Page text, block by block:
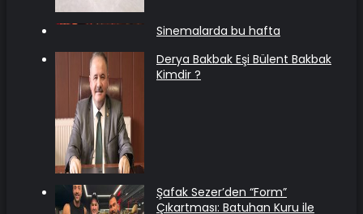
Sinemalarda bu hafta
Derya Bakbak Eşi Bülent Bakbak
Kimdir ?
Şafak Sezer’den “Form”
Çıkartması: Batuhan Kuru ile